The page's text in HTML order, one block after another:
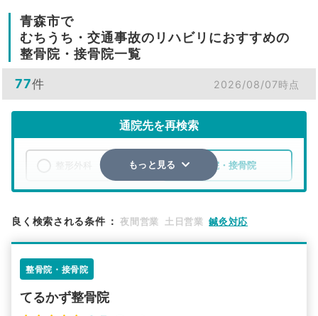
青森市で
むちうち・交通事故のリハビリにおすすめの
整骨院・接骨院一覧
77件 2026/08/07時点
通院先を再検索
整骨院・接骨院
検索する
もっと見る
良く検索される条件 ： 夜間営業 土日営業 鍼灸対応
整骨院・接骨院
てるかず整骨院